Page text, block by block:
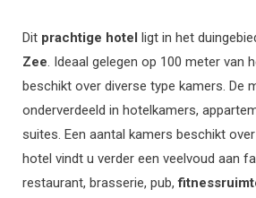
Dit prachtige hotel ligt in het
Zee. Ideaal gelegen op 100 meter van
beschikt over diverse type kamers. De
onderverdeeld in hotelkamers,
suites. Een aantal kamers beschikt over
hotel vindt u verder een veelvoud aan
restaurant, brasserie, pub,